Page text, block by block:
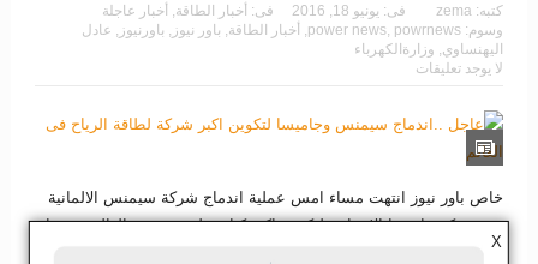
كتبه: zema فى: يونيو 18, 2016 فى: أخبار الطاقة
أخبار عاجلة
وسوم:
power news powrnews أخبار الطاقة باور نيوز باورنيوز
عادل
اليهنساوي وزارةالكهرباء
لا يوجد تعليقات
خاص باور نيوز انتهت مساء امس عملية اندماج شركة سيمنس الالمانية
مع شركة جاميسا الاسبانية لتكوين اكبر كيان على مستوى العالم فى بناء
مشاريع الرياح وبدأت المفاوضات منذ 4 اشهر وستسدد سيمنس مليار...
X